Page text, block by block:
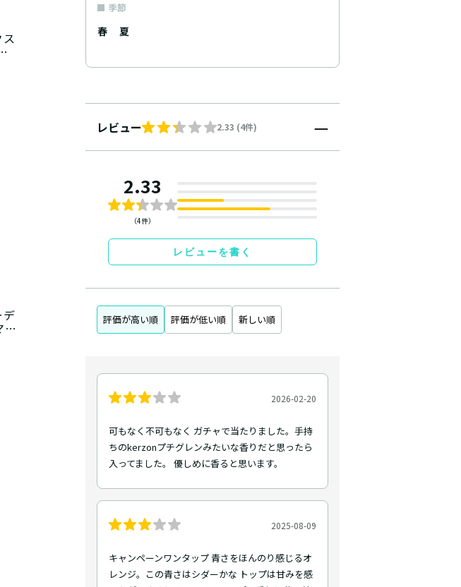
季節
春 夏
レビュー 2.33 (4件)
2.33
（4件）
レビューを書く
評価が高い順 評価が低い順 新しい順
2026-02-20
可もなく不可もなく ガチャで当たりました。手持
ちのkerzonプチグレンみたいな香りだと思ったら
入ってました。 優しめに香ると思います。
2025-08-09
キャンペーンワンタップ 青さをほんのり感じるオ
レンジ。この青さはシダーかな トップは甘みを感